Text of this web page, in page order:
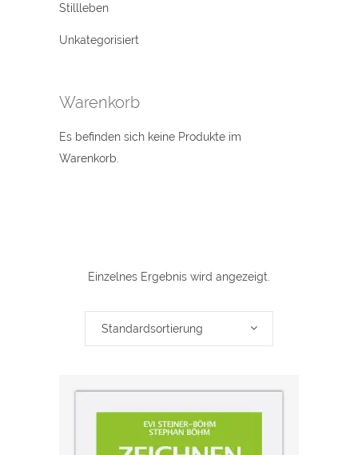
Stillleben
Unkategorisiert
Warenkorb
Es befinden sich keine Produkte im
Warenkorb.
Einzelnes Ergebnis wird angezeigt.
Standardsortierung